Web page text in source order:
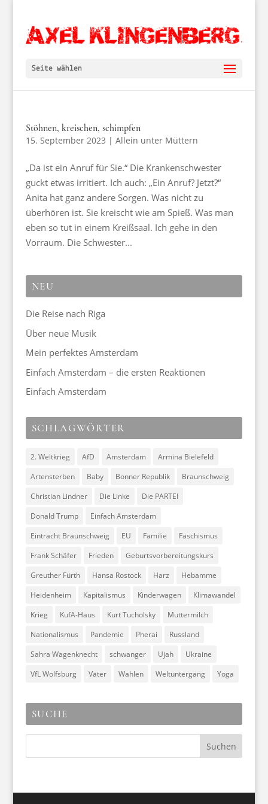
Seite wählen
Stöhnen, kreischen, schimpfen
15. September 2023 | Allein unter Müttern
„Da ist ein Anruf für Sie.“ Die Krankenschwester
guckt etwas irritiert. Ich auch: „Ein Anruf? Jetzt?“
Anita hat ganz andere Sorgen. Was nicht zu
überhören ist. Sie kreischt wie am Spieß. Was man
eben so tut in einem Kreißsaal. Ich gehe in den
Vorraum. Die Schwester...
NEU
Die Reise nach Riga
Über neue Musik
Mein perfektes Amsterdam
Einfach Amsterdam – die ersten Reaktionen
Einfach Amsterdam
SCHLAGWÖRTER
2. Weltkrieg AfD Amsterdam
Armina Bielefeld
Artensterben
Baby Bonner Republik
Braunschweig
Christian Lindner
Die Linke
Die PARTEI
Donald Trump
Einfach Amsterdam
Eintracht Braunschweig
EU Familie
Faschismus
Frank Schäfer
Frieden
Geburtsvorbereitungskurs
Greuther Fürth
Hansa Rostock Harz
Hebamme
Heidenheim
Kapitalismus Kinderwagen
Klimawandel
Krieg
KufA-Haus Kurt Tucholsky
Muttermilch
Nationalismus
Pandemie Pherai
Russland
Sahra Wagenknecht
schwanger Ujah
Ukraine
VfL Wolfsburg
Väter Wahlen Weltuntergang Yoga
SUCHE